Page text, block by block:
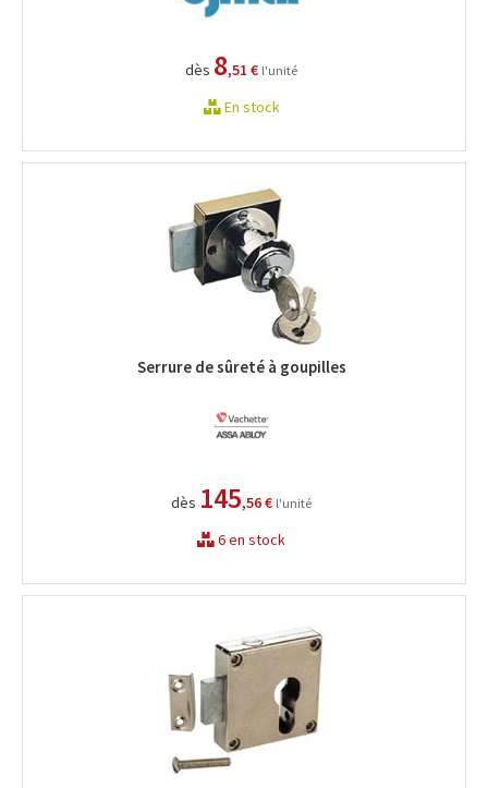
dès 8,51 € l'unité
En stock
Serrure de sûreté à goupilles
dès 145,56 € l'unité
6 en stock